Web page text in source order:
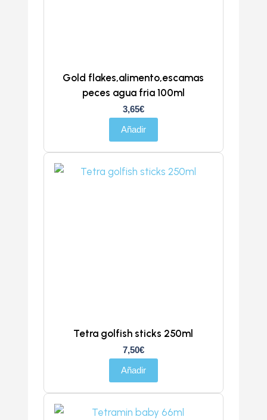
Gold flakes,alimento,escamas
peces agua fria 100ml
3,65€
Añadir
Tetra golfish sticks 250ml
7,50€
Añadir